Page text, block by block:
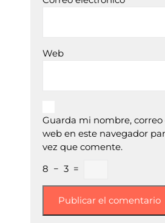
Web
Guarda mi nombre,
web en este navegador
vez que comente.
8 − 3 =